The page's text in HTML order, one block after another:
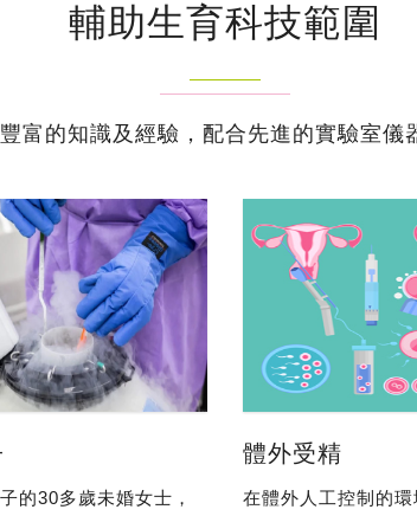
輔助生育科技範圍
富的知識及經驗，配合先進的實驗室儀
的30多歲未婚女士，
體外受精
在體外人工控制的